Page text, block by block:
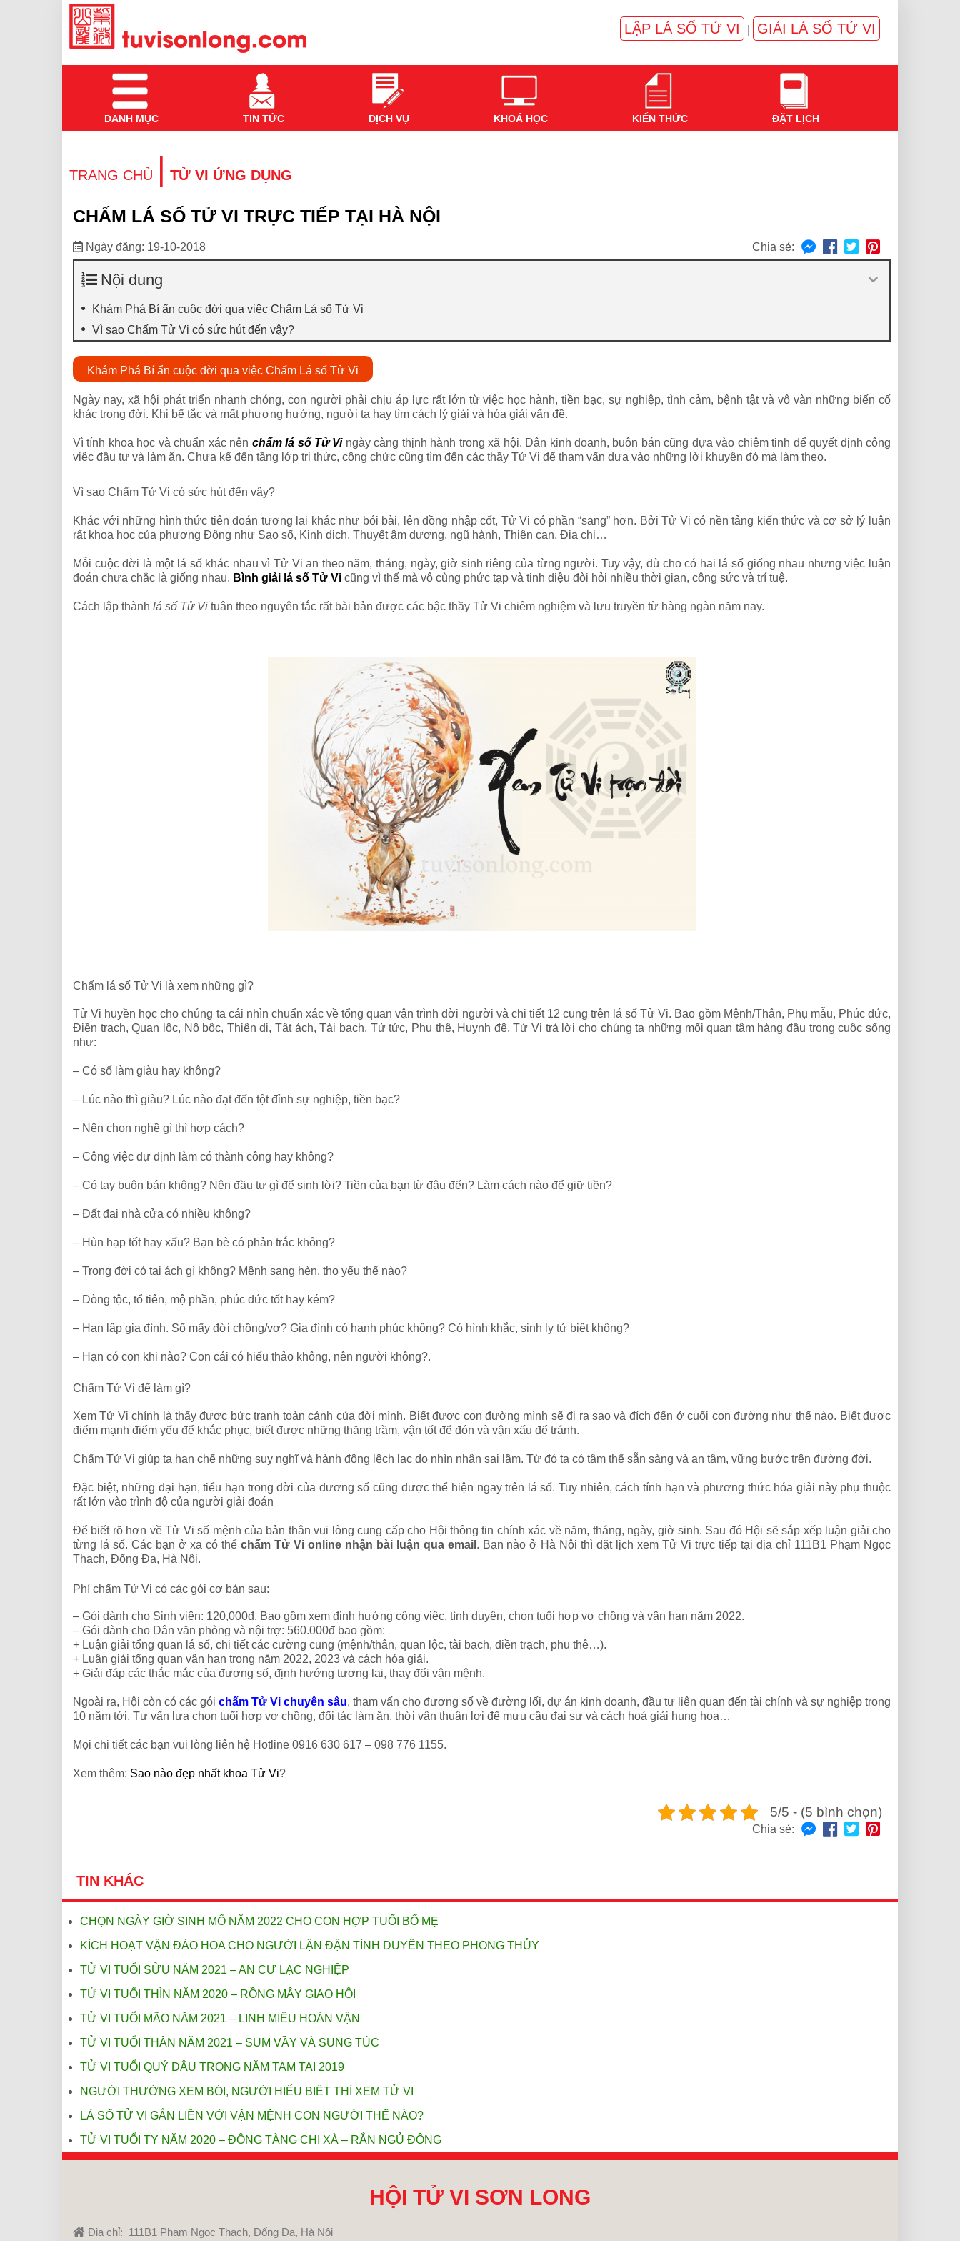
LẬP LÁ SỐ TỬ VI GIẢI LÁ SỐ TỬ VI
DANH MỤC TIN TỨC DỊCH VỤ KHOÁ HỌC KIẾN THỨC ĐẶT LỊCH
TRANG CHỦ | TỬ VI ỨNG DỤNG
CHẤM LÁ SỐ TỬ VI TRỰC TIẾP TẠI HÀ NỘI
Ngày đăng: 19-10-2018 Chia sẻ:
Nội dung
Khám Phá Bí ẩn cuộc đời qua việc Chấm Lá số Tử Vi
Vì sao Chấm Tử Vi có sức hút đến vậy?
Khám Phá Bí ẩn cuộc đời qua việc Chấm Lá số Tử Vi
Ngày nay, xã hội phát triển nhanh chóng, con người phải chịu áp lực rất lớn từ việc học hành, tiền bạc, sự nghiệp, tình cảm, bệnh tật và vô vàn những biến cố
khác trong đời. Khi bế tắc và mất phương hướng, người ta hay tìm cách lý giải và hóa giải vấn đề.
Vì tính khoa học và chuẩn xác nên chấm lá số Tử Vi ngày càng thịnh hành trong xã hội. Dân kinh doanh, buôn bán cũng dựa vào chiêm tinh để quyết định công
việc đầu tư và làm ăn. Chưa kể đến tầng lớp tri thức, công chức cũng tìm đến các thầy Tử Vi để tham vấn dựa vào những lời khuyên đó mà làm theo.
Vì sao Chấm Tử Vi có sức hút đến vậy?
Khác với những hình thức tiên đoán tương lai khác như bói bài, lên đồng nhập cốt, Tử Vi có phần “sang” hơn. Bởi Tử Vi có nền tảng kiến thức và cơ sở lý luận
rất khoa học của phương Đông như Sao số, Kinh dịch, Thuyết âm dương, ngũ hành, Thiên can, Địa chi…
Mỗi cuộc đời là một lá số khác nhau vì Tử Vi an theo năm, tháng, ngày, giờ sinh riêng của từng người. Tuy vậy, dù cho có hai lá số giống nhau nhưng việc luận
đoán chưa chắc là giống nhau. Bình giải lá số Tử Vi cũng vì thế mà vô cùng phức tạp và tinh diệu đòi hỏi nhiều thời gian, công sức và trí tuệ.
Cách lập thành lá số Tử Vi tuân theo nguyên tắc rất bài bản được các bậc thầy Tử Vi chiêm nghiệm và lưu truyền từ hàng ngàn năm nay.
Chấm lá số Tử Vi là xem những gì?
Tử Vi huyền học cho chúng ta cái nhìn chuẩn xác về tổng quan vận trình đời người và chi tiết 12 cung trên lá số Tử Vi. Bao gồm Mệnh/Thân, Phụ mẫu, Phúc đức,
Điền trạch, Quan lộc, Nô bộc, Thiên di, Tật ách, Tài bạch, Tử tức, Phu thê, Huynh đệ. Tử Vi trả lời cho chúng ta những mối quan tâm hàng đầu trong cuộc sống
như:
– Có số làm giàu hay không?
– Lúc nào thì giàu? Lúc nào đạt đến tột đỉnh sự nghiệp, tiền bạc?
– Nên chọn nghề gì thì hợp cách?
– Công việc dự định làm có thành công hay không?
– Có tay buôn bán không? Nên đầu tư gì để sinh lời? Tiền của bạn từ đâu đến? Làm cách nào để giữ tiền?
– Đất đai nhà cửa có nhiều không?
– Hùn hạp tốt hay xấu? Bạn bè có phản trắc không?
– Trong đời có tai ách gì không? Mệnh sang hèn, thọ yểu thế nào?
– Dòng tộc, tổ tiên, mộ phần, phúc đức tốt hay kém?
– Hạn lập gia đình. Số mấy đời chồng/vợ? Gia đình có hạnh phúc không? Có hình khắc, sinh ly tử biệt không?
– Hạn có con khi nào? Con cái có hiếu thảo không, nên người không?.
Chấm Tử Vi để làm gì?
Xem Tử Vi chính là thấy được bức tranh toàn cảnh của đời mình. Biết được con đường mình sẽ đi ra sao và đích đến ở cuối con đường như thế nào. Biết được
điểm mạnh điểm yếu để khắc phục, biết được những thăng trầm, vận tốt để đón và vận xấu để tránh.
Chấm Tử Vi giúp ta hạn chế những suy nghĩ và hành động lệch lạc do nhìn nhận sai lầm. Từ đó ta có tâm thế sẵn sàng và an tâm, vững bước trên đường đời.
Đặc biệt, những đại hạn, tiểu hạn trong đời của đương số cũng được thể hiện ngay trên lá số. Tuy nhiên, cách tính hạn và phương thức hóa giải này phụ thuộc
rất lớn vào trình độ của người giải đoán
Để biết rõ hơn về Tử Vi số mệnh của bản thân vui lòng cung cấp cho Hội thông tin chính xác về năm, tháng, ngày, giờ sinh. Sau đó Hội sẽ sắp xếp luận giải cho
từng lá số. Các bạn ở xa có thể chấm Tử Vi online nhận bài luận qua email . Bạn nào ở Hà Nội thì đặt lịch xem Tử Vi trực tiếp tại địa chỉ 111B1 Phạm Ngọc
Thạch, Đống Đa, Hà Nội.
Phí chấm Tử Vi có các gói cơ bản sau:
– Gói dành cho Sinh viên: 120,000đ. Bao gồm xem định hướng công việc, tình duyên, chọn tuổi hợp vợ chồng và vận hạn năm 2022.
– Gói dành cho Dân văn phòng và nội trợ: 560.000đ bao gồm:
+ Luận giải tổng quan lá số, chi tiết các cường cung (mệnh/thân, quan lộc, tài bạch, điền trạch, phu thê…).
+ Luận giải tổng quan vận hạn trong năm 2022, 2023 và cách hóa giải.
+ Giải đáp các thắc mắc của đương số, định hướng tương lai, thay đổi vận mệnh.
Ngoài ra, Hội còn có các gói chấm Tử Vi chuyên sâu, tham vấn cho đương số về đường lối, dự án kinh doanh, đầu tư liên quan đến tài chính và sự nghiệp trong
10 năm tới. Tư vấn lựa chọn tuổi hợp vợ chồng, đối tác làm ăn, thời vận thuận lợi để mưu cầu đại sự và cách hoá giải hung họa…
Mọi chi tiết các bạn vui lòng liên hệ Hotline 0916 630 617 – 098 776 1155.
Xem thêm: Sao nào đẹp nhất khoa Tử Vi?
5/5 - (5 bình chọn)
Chia sẻ:
TIN KHÁC
CHỌN NGÀY GIỜ SINH MỔ NĂM 2022 CHO CON HỢP TUỔI BỐ MẸ
KÍCH HOẠT VẬN ĐÀO HOA CHO NGƯỜI LẬN ĐẬN TÌNH DUYÊN THEO PHONG THỦY
TỬ VI TUỔI SỬU NĂM 2021 – AN CƯ LẠC NGHIỆP
TỬ VI TUỔI THÌN NĂM 2020 – RỒNG MÂY GIAO HỘI
TỬ VI TUỔI MÃO NĂM 2021 – LINH MIÊU HOÁN VẬN
TỬ VI TUỔI THÂN NĂM 2021 – SUM VẦY VÀ SUNG TÚC
TỬ VI TUỔI QUÝ DẬU TRONG NĂM TAM TAI 2019
NGƯỜI THƯỜNG XEM BÓI, NGƯỜI HIỂU BIẾT THÌ XEM TỬ VI
LÁ SỐ TỬ VI GẮN LIỀN VỚI VẬN MỆNH CON NGƯỜI THẾ NÀO?
TỬ VI TUỔI TỴ NĂM 2020 – ĐÔNG TÀNG CHI XÀ – RẮN NGỦ ĐÔNG
HỘI TỬ VI SƠN LONG
Địa chỉ: 111B1 Phạm Ngọc Thạch, Đống Đa, Hà Nội